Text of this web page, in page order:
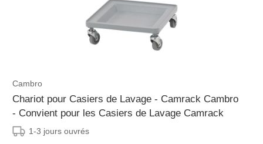
Cambro
Chariot pour Casiers de Lavage - Camrack Cambro
- Convient pour les Casiers de Lavage Camrack
1-3 jours ouvrés